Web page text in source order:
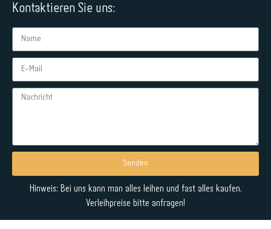
Kontaktieren Sie uns:
Senden
Alternative:
Hinweis: Bei uns kann man alles leihen und fast alles kaufen.
Verleihpreise bitte anfragen!